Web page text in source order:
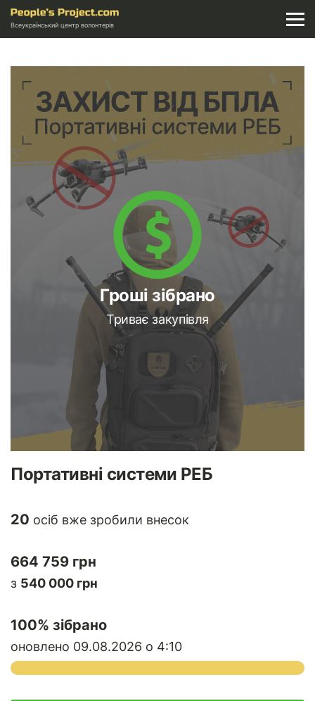
Всеукраїнський центр волонтерів
Гроші зібрано
Триває закупівля
Портативні системи РЕБ
20 осіб вже зробили внесок
664 759 грн
з 540 000 грн
100% зібрано
оновлено 09.08.2026 о 4:10